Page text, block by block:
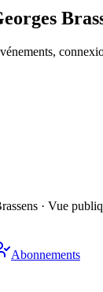
· Vue
Abonnements